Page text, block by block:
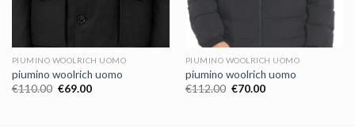
PIUMINO WOOLRICH UOMO
piumino woolrich uomo
€110.00 €69.00
PIUMINO WOOLRICH UOMO
piumino woolrich uomo
€112.00 €70.00